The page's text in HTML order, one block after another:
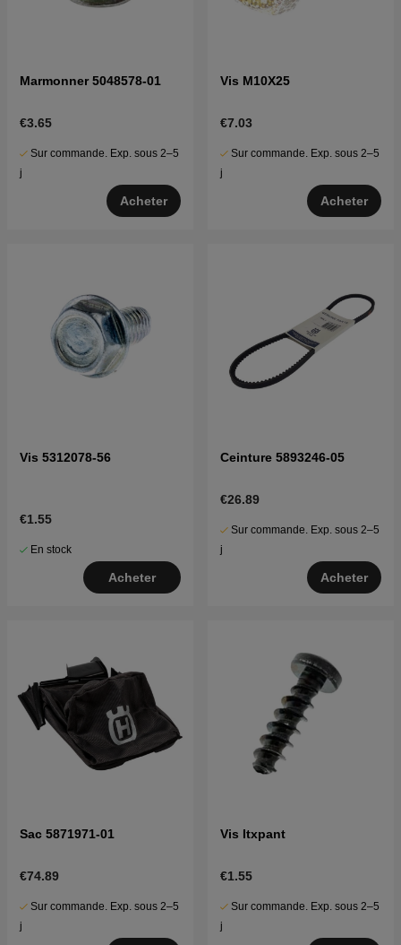
Marmonner 5048578-01
€3.65
Sur commande. Exp. sous 2–5
j
Acheter
Vis M10X25
€7.03
Sur commande. Exp. sous 2–5
j
Acheter
Vis 5312078-56
€1.55
En stock
Acheter
Ceinture 5893246-05
€26.89
Sur commande. Exp. sous 2–5
j
Acheter
Sac 5871971-01
€74.89
Sur commande. Exp. sous 2–5
j
Vis Itxpant
€1.55
Sur commande. Exp. sous 2–5
j